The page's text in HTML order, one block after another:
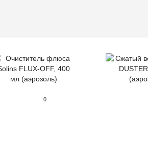
0